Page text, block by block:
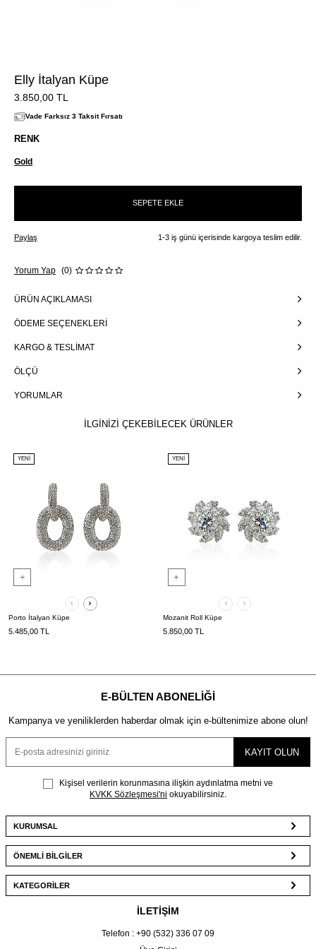
Elly İtalyan Küpe
3.850,00 TL
Vade Farksız 3 Taksit Fırsatı
RENK
Gold
SEPETE EKLE
Paylaş 1-3 iş günü içerisinde kargoya teslim edilir.
Yorum Yap (0)
ÜRÜN AÇIKLAMASI
ÖDEME SEÇENEKLERI
KARGO & TESLIMAT
ÖLÇÜ
YORUMLAR
İLGİNİZİ ÇEKEBİLECEK ÜRÜNLER
YENI
Porto İtalyan Küpe
5.485,00 TL
YENI
Mozanit Roll Küpe
5.850,00TL
E-BÜLTEN ABONELIĞI
Kampanya ve yeniliklerden haberdar olmak için e-bültenimize abone olun!
KAYIT OLUN
Kişisel verilerin korunmasına ilişkin aydınlatma metni ve
KVKK Sözleşmesi'ni okuyabilirsiniz.
KURUMSAL
ÖNEMLİ BİLGİLER
KATEGORİLER
İLETİŞİM
Telefon : +90 (532) 336 07 09